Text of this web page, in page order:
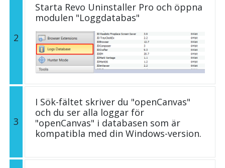
2
Starta Revo Uninstaller Pro och öppna
modulen "Loggdatabas"
3
I Sök-fältet skriver du "openCanvas"
och du ser alla loggar för
"openCanvas" i databasen som är
kompatibla med din Windows-version.